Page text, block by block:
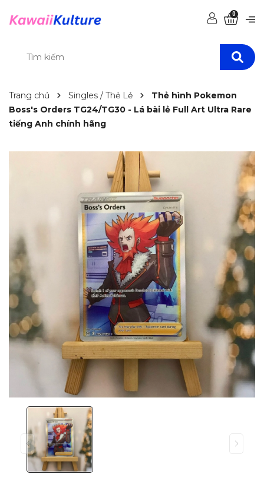
0
Trang chủ Singles / Thẻ Lẻ
Thẻ hình Pokemon
Boss's Orders TG24/TG30 - Lá bài lẻ Full Art Ultra Rare
tiếng Anh chính hãng